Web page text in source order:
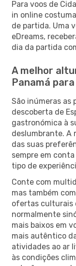
Para voos de
in online
de partida. Uma
eDreams,
dia da partida
A melhor
Panamá para
São inúmeras as
descoberta de
gastronómica à
deslumbrante. A
das suas
sempre em
tipo de
Conte com
mas também
ofertas culturais
normalmente
mais baixos em
mais autêntico
atividades ao ar
às condições